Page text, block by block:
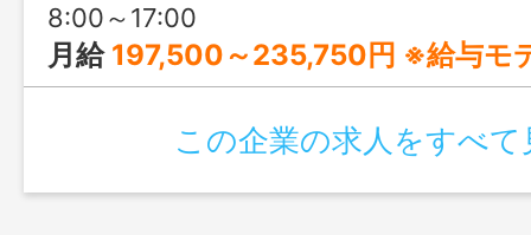
8:00～17:00
月給 197,500～235,750円 ※給与モ
この企業の求人をすべて